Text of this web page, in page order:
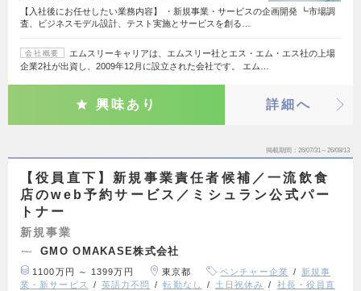
【入社後にお任せしたい業務内容】 ・新規事業・サービスの企画開発 ┗市場調
査、ビジネスモデル設計、テスト実施とサービスを創る…
会社概要
エムスリーキャリアは、エムスリー社とエス・エム・エス社の上場
企業2社が出資し、2009年12月に設立された会社です。 エム…
興味あり 詳細へ
掲載期間 26/07/31～26/08/13
【役員直下】新規事業責任者候補／一流飲食
店のweb予約サービス／ミシュラン公式パー
トナー
新規事業
GMO OMAKASE株式会社
1100万円 ～ 1399万円 東京都 ベンチャー企業
新規事
業・新サービス
英語力不問 転勤なし 土日祝休み
社長・役員直